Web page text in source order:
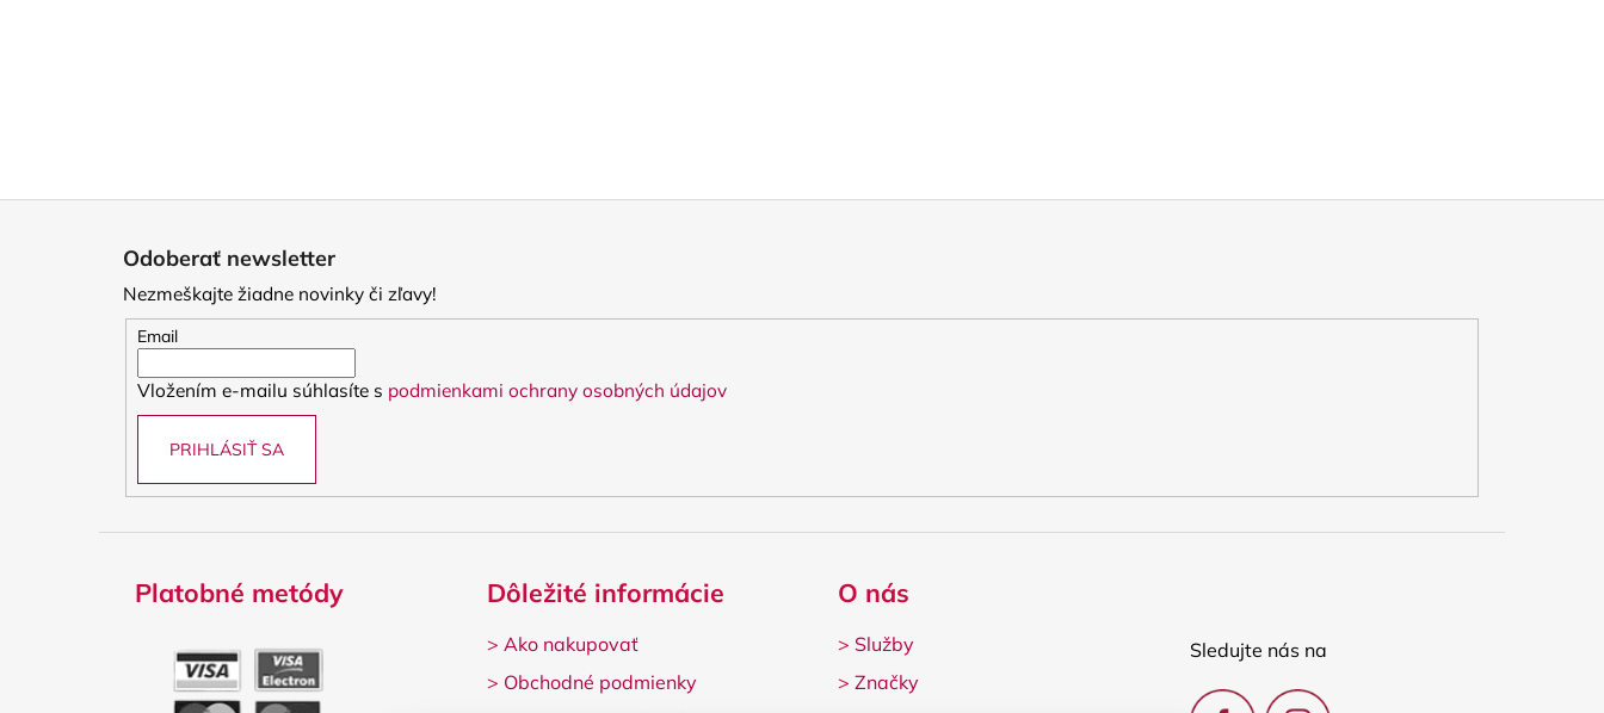
Odoberať newsletter
Nezmeškajte žiadne novinky či zľavy!
Email
Vložením e-mailu súhlasíte s podmienkami ochrany osobných údajov
PRIHLÁSIŤ SA
Platobné metódy Dôležité informácie
> Ako nakupovať
> Obchodné podmienky
O nás
> Služby
> Značky
Sledujte nás na